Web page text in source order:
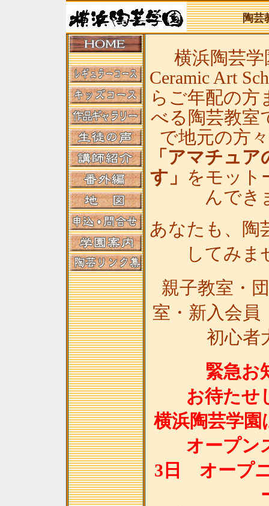
陶芸
横浜陶芸学
Ceramic Art
らご年配の方
べる陶芸教室
で地元の方
「アマチュ
す」 をモット
んでき
あなたも、陶
してみま
親子教室・
室・新入会
初心者
緊急お
お待たせ
横浜陶芸学園
オープン
3日 オープ